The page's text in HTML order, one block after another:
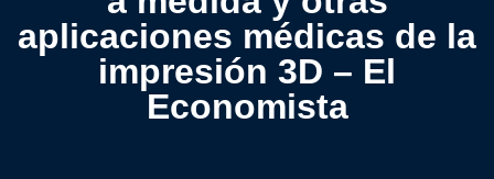
aplicaciones médicas de la
impresión 3D – El
Economista